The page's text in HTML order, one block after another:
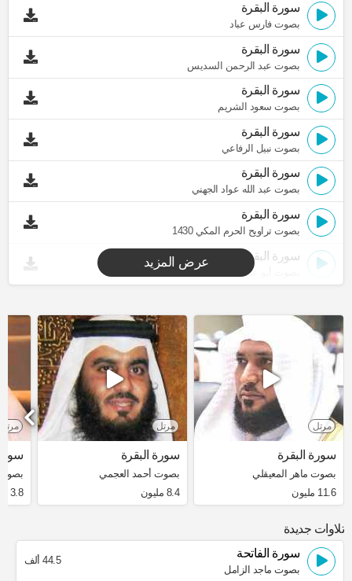
سورة البقرة
بصوت فارس عباد
سورة البقرة
بصوت عبد الرحمن السديس
سورة البقرة
بصوت سعود الشريم
سورة البقرة
بصوت نبيل الرفاعي
سورة البقرة
بصوت عبد الله عواد الجهني
سورة البقرة
بصوت تراويح الحرم المكي 1430
سورة البقرة
بصوت أبو عبد الله المظفر
عرض المزيد
مرتل
سورة البقرة
بصوت ماهر المعيقلي
11.6 مليون
مرتل
سورة البقرة
بصوت أحمد العجمي
8.4 مليون
مرتل
3.8 مليون
تلاوات جديدة
سورة الفاتحة
بصوت ماجد الزامل
44.5 ألف